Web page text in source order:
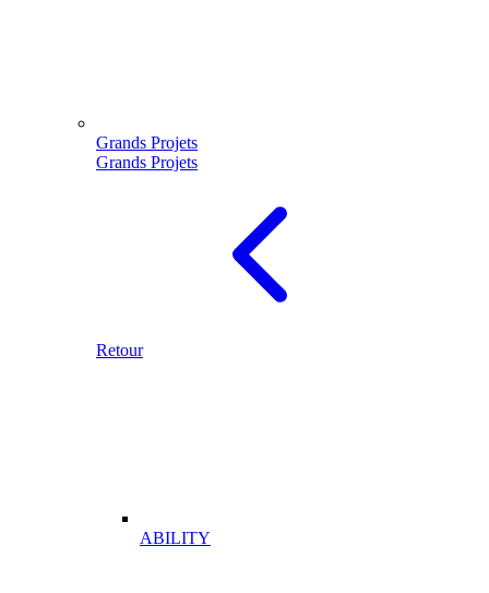
Grands Projets
Grands Projets
Retour
ABILITY